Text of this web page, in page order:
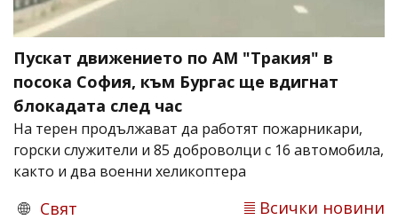
Пускат движението по АМ "Тракия" в
посока София, към Бургас ще вдигнат
блокадата след час
На терен продължават да работят пожарникари,
горски служители и 85 доброволци с 16 автомобила,
както и два военни хеликоптера
Свят Всички новини